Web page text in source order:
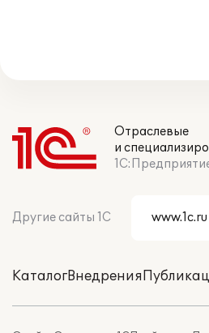
Отраслевые
и
Другие сайты 1С
КаталогВнедрения